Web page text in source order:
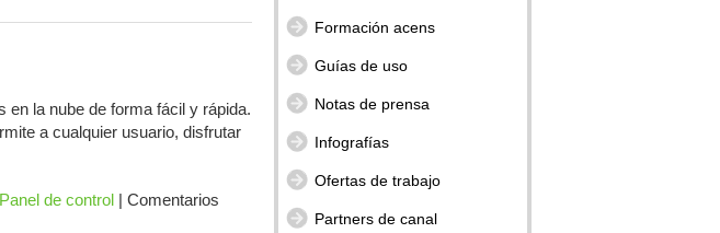
la nube de forma fácil y rápida.
a cualquier usuario, disfrutar
Panel de control | Comentarios
Formación acens
Guías de uso
Notas de prensa
Infografías
Ofertas de trabajo
Partners de canal